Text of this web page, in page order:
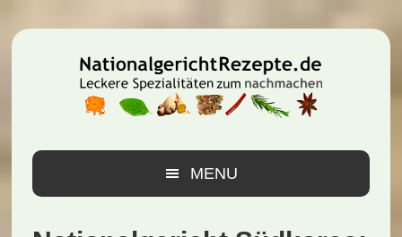
Hauptnavigation
Inhalt
Seitenspalte
MENU